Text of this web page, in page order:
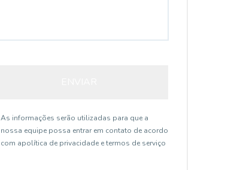
As informações serão utilizadas para que a
nossa equipe possa entrar em contato de acordo
com apolítica de privacidade e termos de serviço